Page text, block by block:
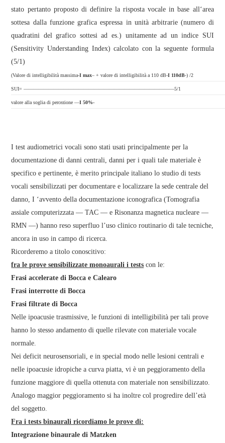
stato pertanto proposto di definire la risposta vocale in base all‘area
sottesa dalla funzione grafica espressa in unità arbitrarie (numero di
quadratini del grafico sottesi ad es.) unitamente ad un indice SUI
(Sensitivity Understanding Index) calcolato con la seguente formula
(5/1)
(Valore di intelligibilità massima-I max– + valore di intelligibilità a 110 dB-I 110dB-) /2
SUI= ——————————————————————————————5/1
valore alla soglia di percezione —I 50%-
I test audiometrici vocali sono stati usati principalmente per la
documentazione di danni centrali, danni per i quali tale materiale è
specifico e pertinente, è merito principale italiano lo studio di tests
vocali sensibilizzati per documentare e localizzare la sede centrale del
danno, I ‘avvento della documentazione iconografica (Tomografia
assiale computerizzata — TAC — e Risonanza magnetica nucleare —
RMN —) hanno reso superfluo l’uso clinico routinario di tale tecniche,
ancora in uso in campo di ricerca.
Ricorderemo a titolo conoscitivo:
fra le prove sensibilizzate monoaurali i tests con le:
Frasi accelerate di Bocca e Calearo
Frasi interrotte di Bocca
Frasi filtrate di Bocca
Nelle ipoacusie trasmissive, le funzioni di intelligibilità per tali prove
hanno lo stesso andamento di quelle rilevate con materiale vocale
normale.
Nei deficit neurosensoriali, e in special modo nelle lesioni centrali e
nelle ipoacusie idropiche a curva piatta, vi è un peggioramento della
funzione maggiore di quella ottenuta con materiale non sensibilizzato.
Analogo maggior peggioramento si ha inoltre col progredire dell’età
del soggetto.
Fra i tests binaurali ricordiamo le prove di:
Integrazione binaurale di Matzken